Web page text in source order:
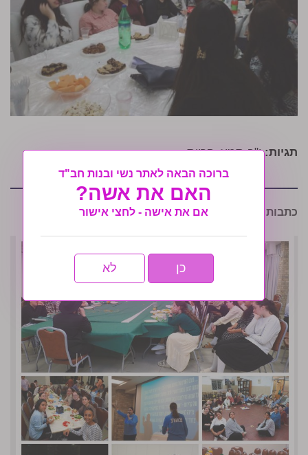
תגיות:י"ב תמוז,קריות
כתבות נוספות שיעניינו אותך:
ברוכה הבאה לאתר נשי ובנות חב"ד
האם את אשה?
אם את אישה - לחצי אישור
כן לא